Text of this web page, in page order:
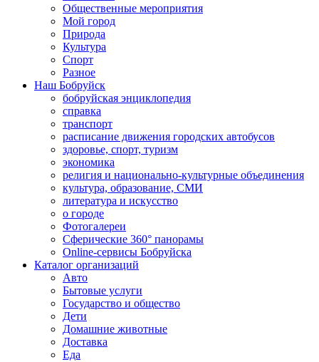
Общественные мероприятия
Мой город
Природа
Культура
Спорт
Разное
Наш Бобруйск
бобруйская энциклопедия
справка
транспорт
расписание движения городских автобусов
здоровье, спорт, туризм
экономика
религия и национально-культурные объединения
культура, образование, СМИ
литература и искусство
о городе
Фотогалереи
Сферические 360° панорамы
Online-сервисы Бобруйска
Каталог организаций
Авто
Бытовые услуги
Государство и общество
Дети
Домашние животные
Доставка
Еда